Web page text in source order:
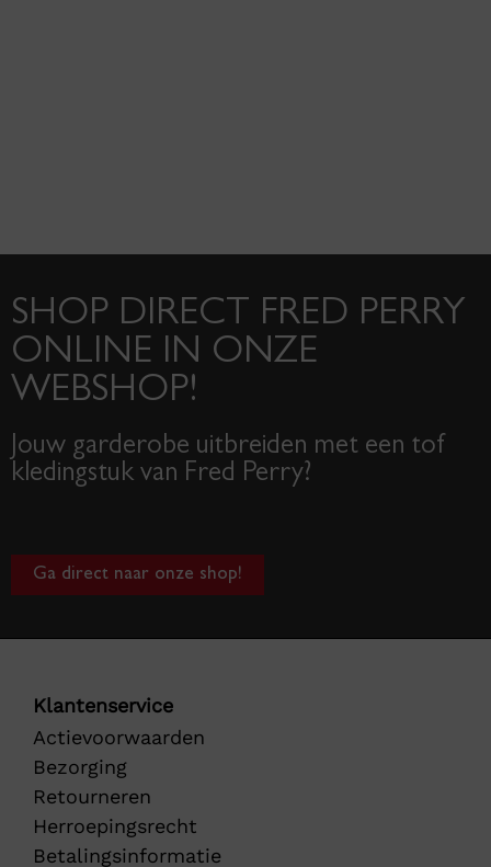
SHOP DIRECT FRED PERRY
ONLINE IN ONZE
WEBSHOP!
Jouw garderobe uitbreiden met een tof
kledingstuk van Fred Perry?
Ga direct naar onze shop!
Klantenservice
Actievoorwaarden
Bezorging
Retourneren
Herroepingsrecht
Betalingsinformatie